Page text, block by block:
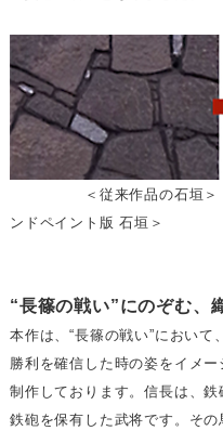
＜従来作品
ンドペイント版 石垣＞
“長篠の戦い”にのぞむ、
本作は、“長篠の戦い”におい
勝利を確信した時の姿をイメー
制作しております。信長は、
鉄砲を保有した武将です。その